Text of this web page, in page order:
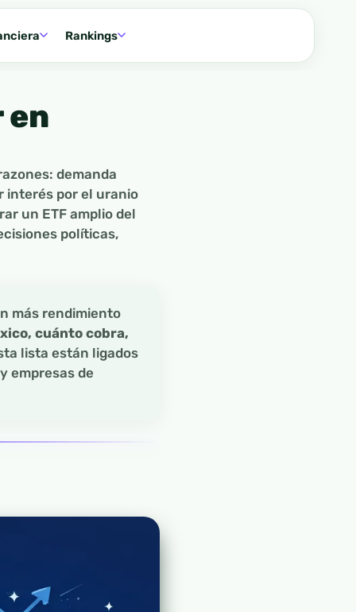
Rankings
en
demanda
interés por el uranio
un ETF amplio del
políticas,
más rendimiento
cuánto cobra,
lista están ligados
empresas de